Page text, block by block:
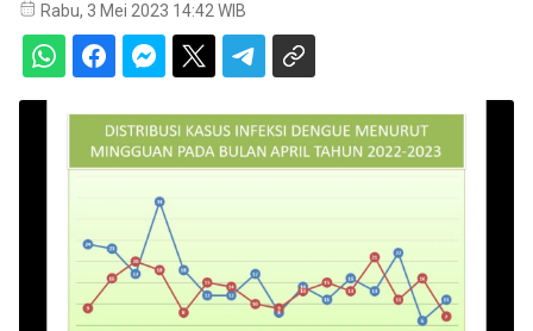
Rabu, 3 Mei 2023 14:42 WIB